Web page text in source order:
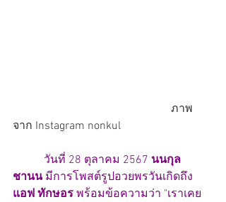
จาก Instagram nonkul
วันที่ 28 ตุลาคม 2567 นนกุล
ชานน มีการโพสต์รูปอวยพรวันเกิดถึง
แอฟ ทักษอร พร้อมข้อความว่า "เราเคย